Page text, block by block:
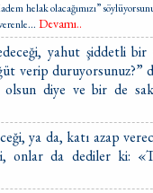
helak olacağımızı”
... Devamı..
yahut şiddetli bir
verip duruyorsunuz?”
diye ve bir de
ya da, katı azap
onlar da dediler ki: